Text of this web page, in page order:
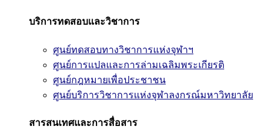
บริการทดสอบและวิชาการ
ศูนย์ทดสอบทางวิชาการแห่งจุฬาฯ
ศูนย์การแปลและการล่ามเฉลิมพระเกียรติ
ศูนย์กฎหมายเพื่อประชาชน
ศูนย์บริการวิชาการแห่งจุฬาลงกรณ์มหาวิทยาลัย
สารสนเทศและการสื่อสาร